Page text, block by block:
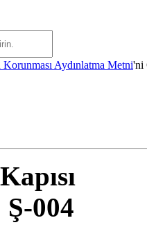
Aydınlatma Metni'ni
Ş-004